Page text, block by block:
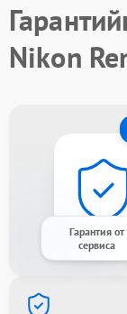
Nikon
Гарантия от
сервиса